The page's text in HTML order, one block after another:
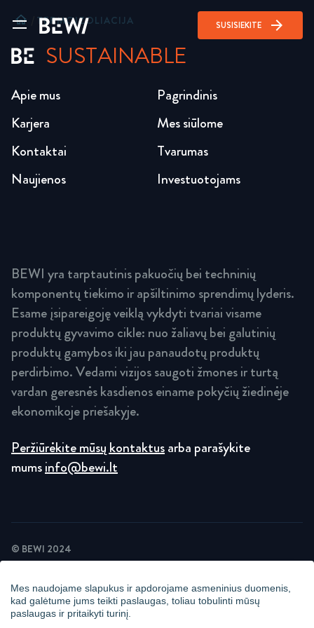
Mes naudojame slapukus ir apdorojame asmeninius duomenis,
kad galėtume jums teikti paslaugas, toliau tobulinti mūsų
paslaugas ir pritaikyti turinį.
SUSISIEKITE arrow_forward
home TERMOIZOLIACIJA
SUSTAINABLE
Pagrindinis
Mes siūlome
Tvarumas
Investuotojams
Karjera
Kontaktai
Naujienos
Apie mus
BEWI yra tarptautinis pakuočių bei techninių
komponentų tiekimo ir apšiltinimo sprendimų lyderis.
Esame įsipareigoję veiklą vykdyti tvariai visame
produktų gyvavimo cikle: nuo žaliavų bei galutinių
produktų gamybos iki jau panaudotų produktų
perdirbimo. Vedami vizijos saugoti žmones ir turtą
vardan geresnės kasdienos einame pokyčių žiedinėje
ekonomikoje priešakyje.
Peržiūrėkite mūsų kontaktusarba parašykite
mumsinfo@bewi.lt
© BEWI 2024
SLAPUKŲ POLITIKA
NAUJIENLAIKRAŠČIO PRIVATUMO POLITIKA
STEBĖJIMAS VAIZDO KAMEROMIS